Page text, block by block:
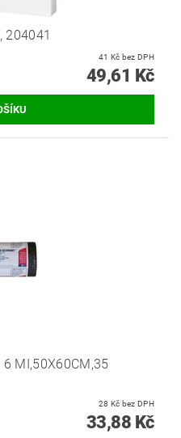
204041
41 Kč bez DPH
49,61 Kč
6 MI,50X60CM,35
28 Kč bez DPH
33,88 Kč